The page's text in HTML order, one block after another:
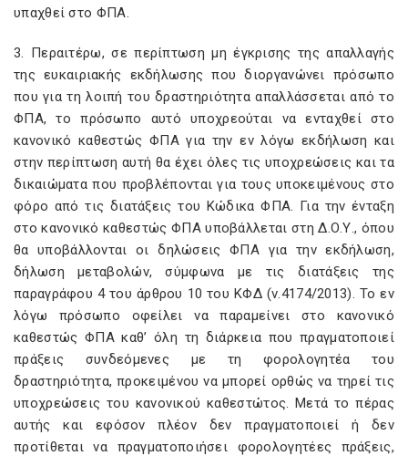
υπαχθεί στο ΦΠΑ.
3. Περαιτέρω, σε περίπτωση μη έγκρισης της απαλλαγής
της ευκαιριακής εκδήλωσης που διοργανώνει πρόσωπο
που για τη λοιπή του δραστηριότητα απαλλάσσεται από το
ΦΠΑ, το πρόσωπο αυτό υποχρεούται να ενταχθεί στο
κανονικό καθεστώς ΦΠΑ για την εν λόγω εκδήλωση και
στην περίπτωση αυτή θα έχει όλες τις υποχρεώσεις και τα
δικαιώματα που προβλέπονται για τους υποκειμένους στο
φόρο από τις διατάξεις του Κώδικα ΦΠΑ. Για την ένταξη
στο κανονικό καθεστώς ΦΠΑ υποβάλλεται στη Δ.Ο.Υ., όπου
θα υποβάλλονται οι δηλώσεις ΦΠΑ για την εκδήλωση,
δήλωση μεταβολών, σύμφωνα με τις διατάξεις της
παραγράφου 4 του άρθρου 10 του ΚΦΔ (ν.4174/2013). Το εν
λόγω πρόσωπο οφείλει να παραμείνει στο κανονικό
καθεστώς ΦΠΑ καθ’ όλη τη διάρκεια που πραγματοποιεί
πράξεις συνδεόμενες με τη φορολογητέα του
δραστηριότητα, προκειμένου να μπορεί ορθώς να τηρεί τις
υποχρεώσεις του κανονικού καθεστώτος. Μετά το πέρας
αυτής και εφόσον πλέον δεν πραγματοποιεί ή δεν
προτίθεται να πραγματοποιήσει φορολογητέες πράξεις,